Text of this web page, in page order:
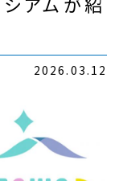
2026.03.12